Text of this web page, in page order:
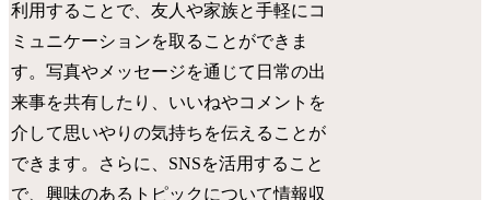
利用することで、友人や家族と手軽にコ
ミュニケーションを取ることができま
す。写真やメッセージを通じて日常の出
来事を共有したり、いいねやコメントを
介して思いやりの気持ちを伝えることが
できます。さらに、SNSを活用すること
で、興味のあるトピックについて情報収